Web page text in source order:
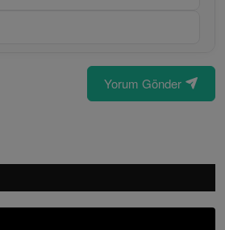
Yorum Gönder